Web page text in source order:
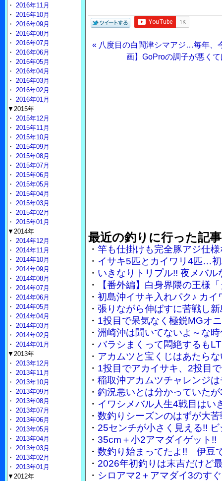
« 八度目の白間津シマアジ…毎年、
画】GoProの調子が悪く
最近の釣りに行った記事
・ 竿も仕掛けも完全豚アジ仕
・ イサキ5匹とカイワリ4匹…
・ いきなりトリプル!! 夜メバ
・
【番外編】白身界隈の王様
・ 初島沖イサキ入れパク♪ カ
・ 張りながら伸ばすに苦戦し
・ 1投目で呆気なく極鋭MGオ
・ 洲崎沖は聞いてないよ～な
・ バラシまくって悶絶するも
・ アカムツと宝くじはあたら
・ 1投目でアカイサキ、2投目
・ 稲取沖アカムツチャレンジ
・ 釣況悪いとは分かっていた
・ イワシメバル人生4戦目はい
・ 数釣りシーズンのはずが大
・ 25センチが小さく見える!!
・ 35cm＋小2アマダイゲット
・ 数釣り始まってたよ!! 伊豆
・ 2026年初釣りは末吉だけど
・ シロアマ2＋アマダイ3のす
・ 2016年11月
・ 2016年10月
・ 2016年09月
・ 2016年08月
・ 2016年07月
・ 2016年06月
・ 2016年05月
・ 2016年04月
・ 2016年03月
・ 2016年02月
・ 2016年01月
▼2015年
・ 2015年12月
・ 2015年11月
・ 2015年10月
・ 2015年09月
・ 2015年08月
・ 2015年07月
・ 2015年06月
・ 2015年05月
・ 2015年04月
・ 2015年03月
・ 2015年02月
・ 2015年01月
▼2014年
・ 2014年12月
・ 2014年11月
・ 2014年10月
・ 2014年09月
・ 2014年08月
・ 2014年07月
・ 2014年06月
・ 2014年05月
・ 2014年04月
・ 2014年03月
・ 2014年02月
・ 2014年01月
▼2013年
・ 2013年12月
・ 2013年11月
・ 2013年10月
・ 2013年09月
・ 2013年08月
・ 2013年07月
・ 2013年06月
・ 2013年05月
・ 2013年04月
・ 2013年03月
・ 2013年02月
・ 2013年01月
▼2012年